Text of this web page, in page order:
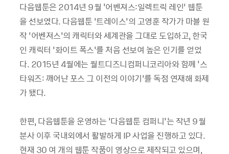
다음웹툰은 2014년 9월 '어벤져스:일렉트릭 레인’ 웹툰
을 선보였다. 다음웹툰 ‘트레이스’의 고영훈 작가가 마블 원
작 ‘어벤져스’의 캐릭터와 세계관을 그대로 도입하고, 한국
인 캐릭터 ‘화이트 폭스’를 처음 선보여 높은 인기를 얻었
다. 2015년 4월에는 월트디즈니컴퍼니코리아와 함께 '스
타워즈: 깨어난 포스 그 이전의 이야기’를 독점 연재해 화제
가 됐다.
한편, 다음웹툰을 운영하는 '다음웹툰 컴퍼니'는 작년 9월
분사 이후 국내외에서 활발하게 IP 사업을 진행하고 있다.
현재 30 여 개의 웹툰 작품이 영상으로 제작되고 있으며,